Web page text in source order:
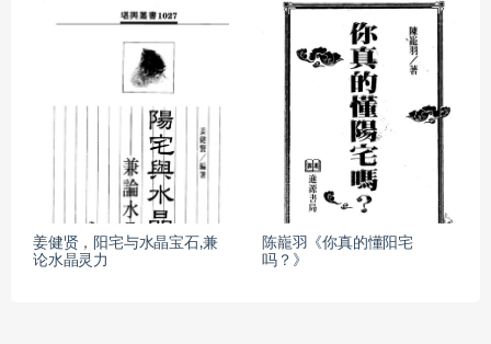
姜健贤，阳宅与水晶宝石,兼
论水晶灵力
陈巃羽《你真的懂阳宅
吗？》